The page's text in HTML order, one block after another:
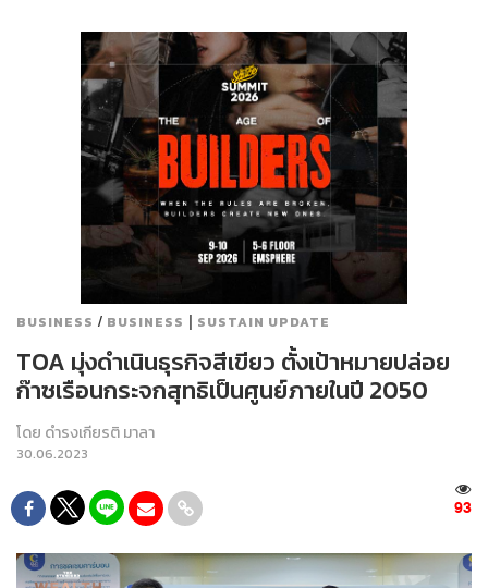
BUSINESS / BUSINESS | SUSTAIN UPDATE
TOA มุ่งดำเนินธุรกิจสีเขียว ตั้งเป้าหมายปล่อย
ก๊าซเรือนกระจกสุทธิเป็นศูนย์ภายในปี 2050
โดย ดำรงเกียรติ มาลา
30.06.2023
93